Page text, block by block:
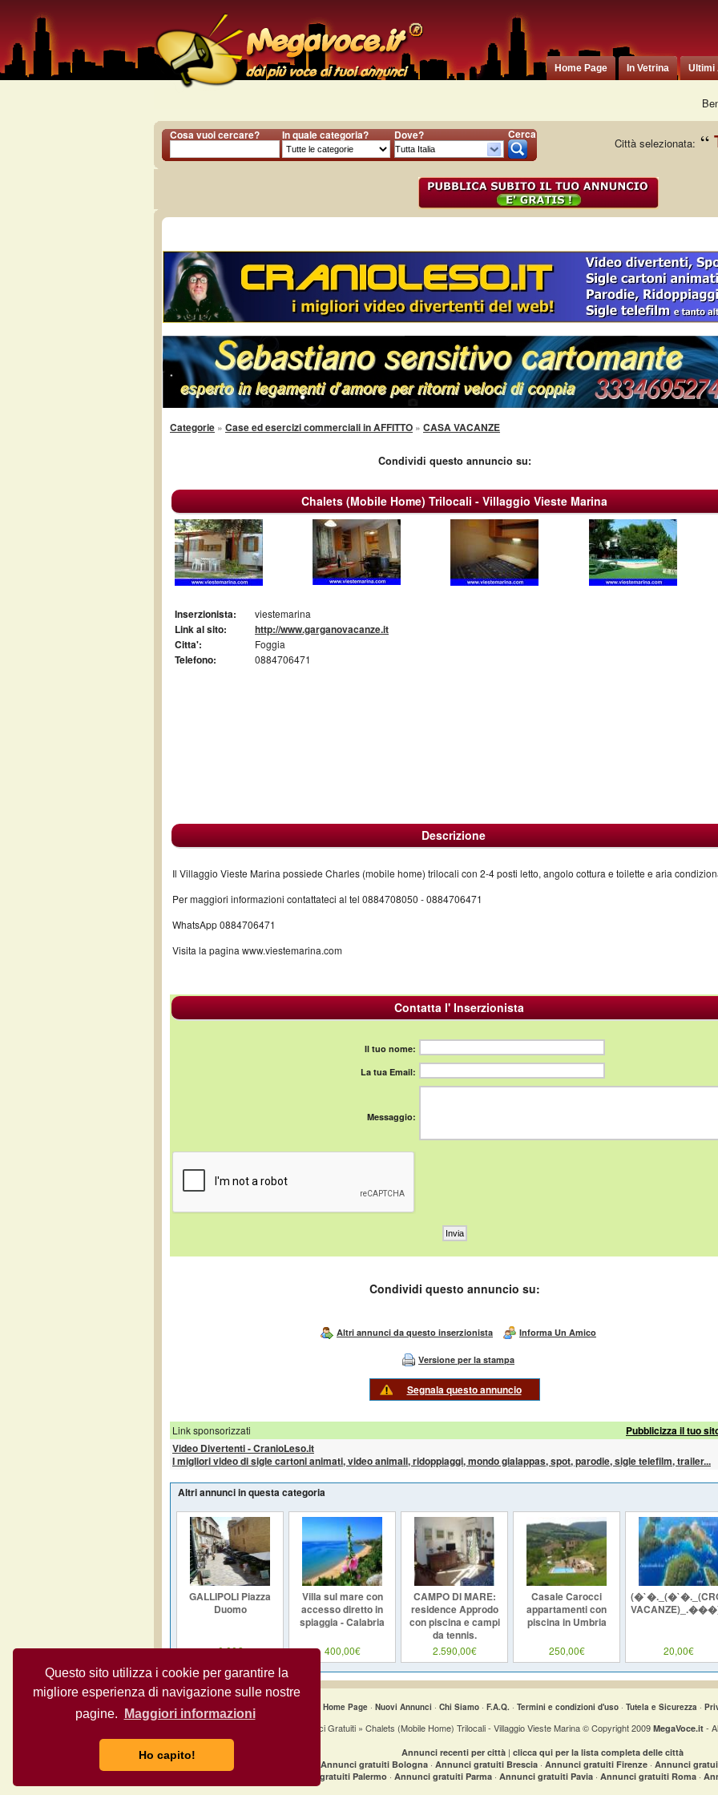
Questo sito utilizza i cookie per garantire la
migliore esperienza di navigazione sulle nostre
pagine.
Maggiori informazioni
Ho capito!
Home Page In Vetrina Ultimi
Cosa vuoi cercare? In quale categoria? Dove? Cerca
Città selezionata:
Categorie » Case ed esercizi commerciali in AFFITTO » CASA VACANZE
Condividi questo annuncio su:
Chalets (Mobile Home) Trilocali - Villaggio Vieste Marina
Inserzionista: viestemarina
Link al sito:
http://www.garganovacanze.it
Citta':
Foggia
Telefono: 0884706471
Descrizione
Il Villaggio Vieste Marina possiede Charles (mobile home) trilocali con 2-4 posti letto, angolo cottura e toilette e aria
Per maggiori informazioni contattateci al tel 0884708050 - 0884706471
WhatsApp 0884706471
Visita la pagina www.viestemarina.com
Contatta l' Inserzionista
Il tuo nome:
La tua Email:
Messaggio:
Condividi questo annuncio su:
Altri annunci da questo inserzionista Informa Un Amico
Versione per la stampa
Segnala questo annuncio
Link sponsorizzati
Pubblicizza il tuo
Video Divertenti - CranioLeso.it
I migliori video di sigle cartoni animati, video animali, ridoppiaggi, mondo gialappas, spot, parodie, sigle telefilm, trailer...
Altri annunci in questa categoria
GALLIPOLI Piazza
Duomo
0,00€
Villa sul mare con
accesso diretto in
spiaggia - Calabria
400,00€
CAMPO DI MARE:
residence Approdo
con piscina e campi
da tennis.
2.590,00€
Casale Carocci
appartamenti con
piscina in Umbria
250,00€ 20,00€
Home Page · Nuovi Annunci · Chi Siamo · F.A.Q. · Termini e condizioni d'uso · Tutela e Sicurezza ·
Annunci Gratuiti » Chalets (Mobile Home) Trilocali - Villaggio Vieste Marina © Copyright 2009 MegaVoce.it -
Annunci recenti per città | clicca qui per la lista completa delle città
Annunci gratuiti Bologna · Annunci gratuiti Brescia · Annunci gratuiti Firenze · Annunci
Annunci gratuiti Palermo· Annunci gratuiti Parma· Annunci gratuiti Pavia· Annunci gratuiti Roma·